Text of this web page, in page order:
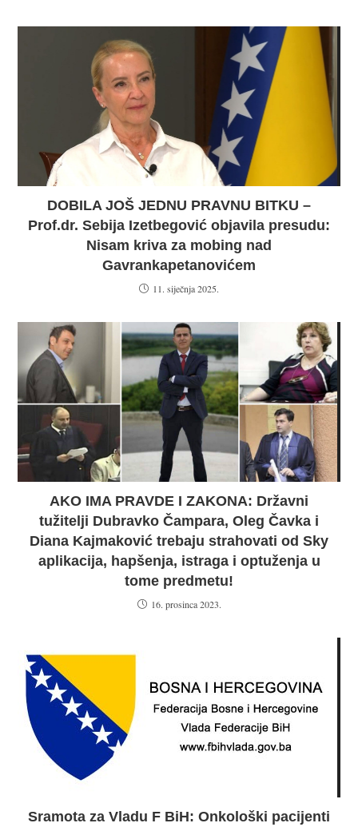
DOBILA JOŠ JEDNU PRAVNU BITKU –
Prof.dr. Sebija Izetbegović objavila presudu:
Nisam kriva za mobing nad
Gavrankapetanovićem
11. siječnja 2025.
AKO IMA PRAVDE I ZAKONA: Državni
tužitelji Dubravko Čampara, Oleg Čavka i
Diana Kajmaković trebaju strahovati od Sky
aplikacija, hapšenja, istraga i optuženja u
tome predmetu!
16. prosinca 2023.
Sramota za Vladu F BiH: Onkološki pacijenti